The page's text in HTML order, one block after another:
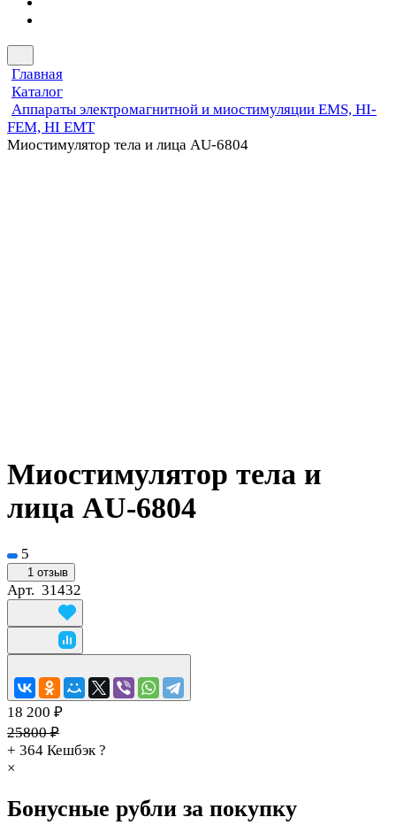
Главная
Каталог
Аппараты электромагнитной и миостимуляции EMS, HI-
FEM, HI EMT
Миостимулятор тела и лица AU-6804
Миостимулятор тела и
лица AU-6804
5
1 отзыв
Арт. 31432
18 200 ₽
25800 ₽
+ 364 Кешбэк ?
×
Бонусные рубли за покупку